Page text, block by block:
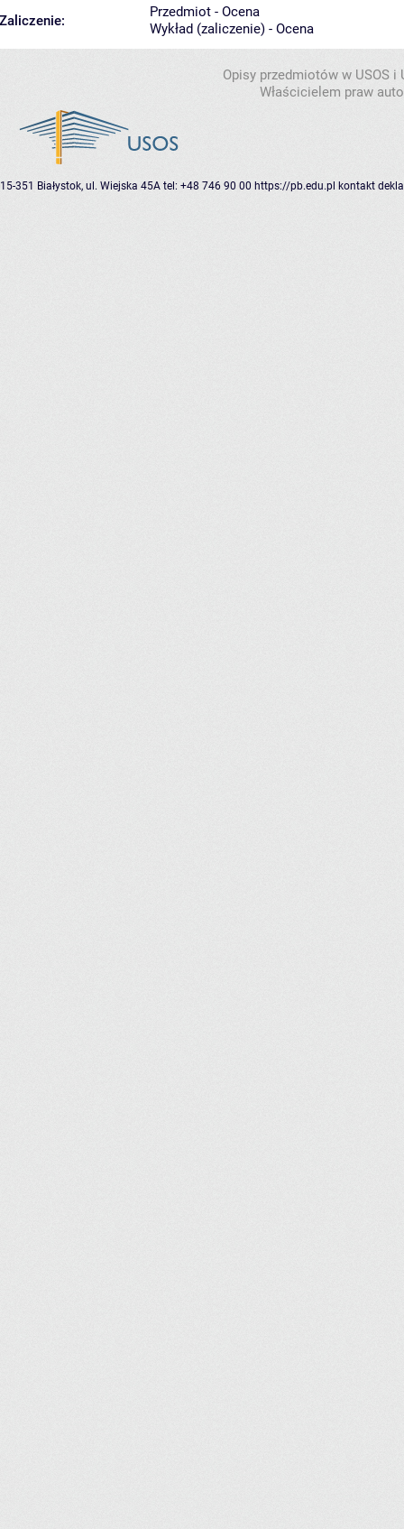
Zaliczenie:
Przedmiot - Ocena
Wykład (zaliczenie) - Ocena
Opisy przedmiotów w USOS
Właścicielem praw
15-351 Białystok, ul. Wiejska 45A tel: +48 746 90 00 https://pb.edu.pl kontakt